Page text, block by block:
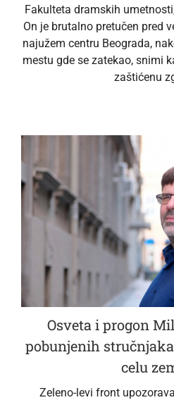
Fakulteta dramskih
On je brutalno pretučen pred
najužem centru Beograda,
mestu gde se zatekao, snimi
zaštićenu
Osveta i progon
pobunjenih
celu
Zeleno-levi front